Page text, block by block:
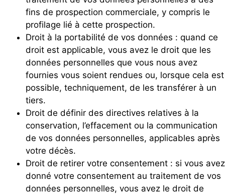
fins de prospection commerciale, y compris le
profilage lié à cette prospection.
Droit à la portabilité de vos données : quand ce
droit est applicable, vous avez le droit que les
données personnelles que vous nous avez
fournies vous soient rendues ou, lorsque cela est
possible, techniquement, de les transférer à un
tiers.
Droit de définir des directives relatives à la
conservation, l’effacement ou la communication
de vos données personnelles, applicables après
votre décès.
Droit de retirer votre consentement : si vous avez
donné votre consentement au traitement de vos
données personnelles, vous avez le droit de